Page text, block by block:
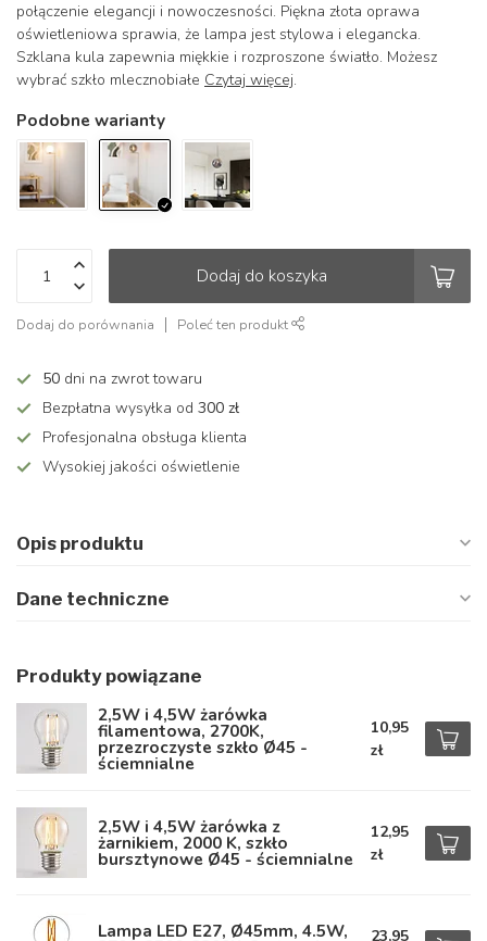
połączenie elegancji i nowoczesności. Piękna złota oprawa
oświetleniowa sprawia, że lampa jest stylowa i elegancka.
Szklana kula zapewnia miękkie i rozproszone światło. Możesz
wybrać szkło mlecznobiałe Czytaj więcej.
Podobne warianty
Dodaj do koszyka
Dodaj do porównania Poleć ten produkt
50 dni na zwrot towaru
Bezpłatna wysyłka od 300 zł
Profesjonalna obsługa klienta
Wysokiej jakości oświetlenie
Opis produktu
Dane techniczne
Produkty powiązane
2,5W i 4,5W żarówka
filamentowa, 2700K,
przezroczyste szkło Ø45 -
ściemnialne
10,95
zł
2,5W i 4,5W żarówka z
żarnikiem, 2000 K, szkło
bursztynowe Ø45 - ściemnialne
12,95
zł
Lampa LED E27, Ø45mm, 4.5W,
23,95